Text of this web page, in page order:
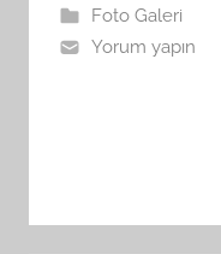
Foto Galeri
Yorum yapın